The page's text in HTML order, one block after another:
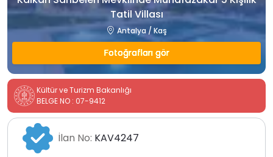
Tatil Villası
Antalya / Kaş
Fotoğrafları gör
Kültür ve Turizm Bakanlığı
BELGE NO : 07-9412
İlan No: KAV4247